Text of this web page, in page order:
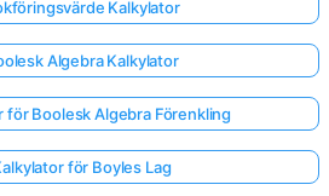
Kalkylator
Algebra Kalkylator
för Boolesk Algebra Förenkling
för Boyles Lag